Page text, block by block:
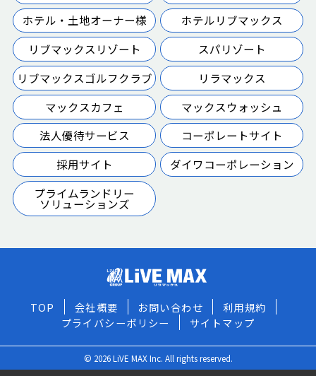
ホテル・土地オーナー様
ホテルリブマックス
リブマックスリゾート
スパリゾート
リブマックスゴルフクラブ
リラマックス
マックスカフェ
マックスウォッシュ
法人優待サービス
コーポレートサイト
採用サイト
ダイワコーポレーション
プライムランドリー
ソリューションズ
TOP 会社概要 お問い合わせ
利用規約
プライバシーポリシー
サイトマップ
© 2026 LiVE MAX Inc. All rights reserved.